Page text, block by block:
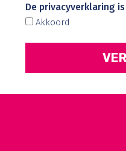
De privacyverklaring
Akkoord